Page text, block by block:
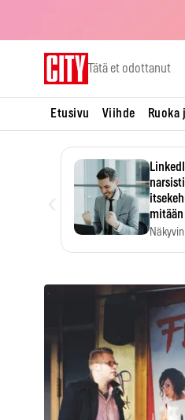
Tätä et odottanut
Etusivu Viihde
mitään